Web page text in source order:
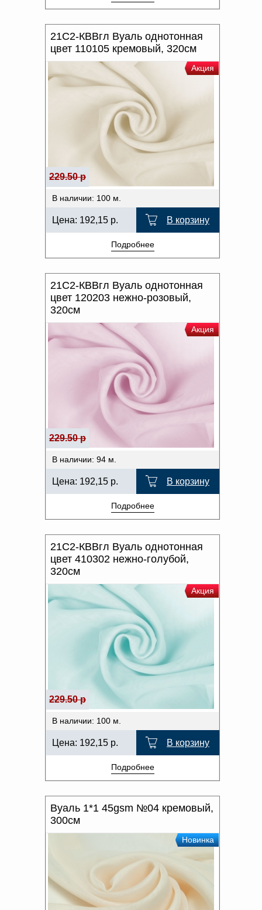
21С2-КВВгл Вуаль однотонная
цвет 110105 кремовый, 320см
Акция
229.50 р
В наличии: 100 м.
Цена: 192,15 р. В корзину
Подробнее
21С2-КВВгл Вуаль однотонная
цвет 120203 нежно-розовый,
320см
Акция
229.50 р
В наличии: 94 м.
Цена: 192,15 р. В корзину
Подробнее
21С2-КВВгл Вуаль однотонная
цвет 410302 нежно-голубой,
320см
Акция
229.50 р
В наличии: 100 м.
Цена: 192,15 р. В корзину
Подробнее
Вуаль 1*1 45gsm №04 кремовый,
300см
Новинка